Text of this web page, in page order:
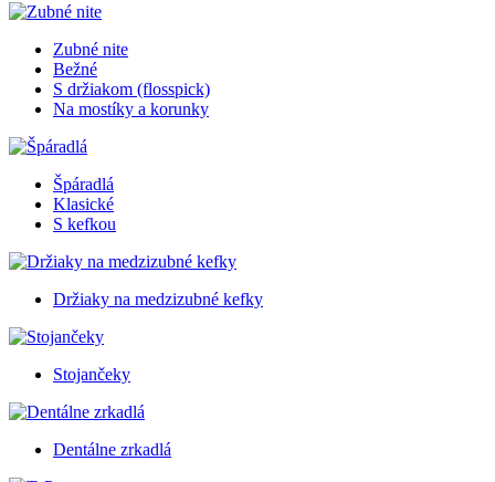
Zubné nite
Bežné
S držiakom (flosspick)
Na mostíky a korunky
Špáradlá
Klasické
S kefkou
Držiaky na medzizubné kefky
Stojančeky
Dentálne zrkadlá